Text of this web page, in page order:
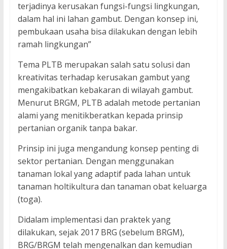
terjadinya kerusakan fungsi-fungsi lingkungan,
dalam hal ini lahan gambut. Dengan konsep ini,
pembukaan usaha bisa dilakukan dengan lebih
ramah lingkungan”
Tema PLTB merupakan salah satu solusi dan
kreativitas terhadap kerusakan gambut yang
mengakibatkan kebakaran di wilayah gambut.
Menurut BRGM, PLTB adalah metode pertanian
alami yang menitikberatkan kepada prinsip
pertanian organik tanpa bakar.
Prinsip ini juga mengandung konsep penting di
sektor pertanian. Dengan menggunakan
tanaman lokal yang adaptif pada lahan untuk
tanaman holtikultura dan tanaman obat keluarga
(toga).
Didalam implementasi dan praktek yang
dilakukan, sejak 2017 BRG (sebelum BRGM),
BRG/BRGM telah mengenalkan dan kemudian